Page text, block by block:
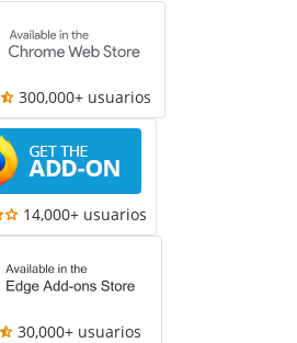
300,000+ usuarios
14,000+ usuarios
30,000+ usuarios